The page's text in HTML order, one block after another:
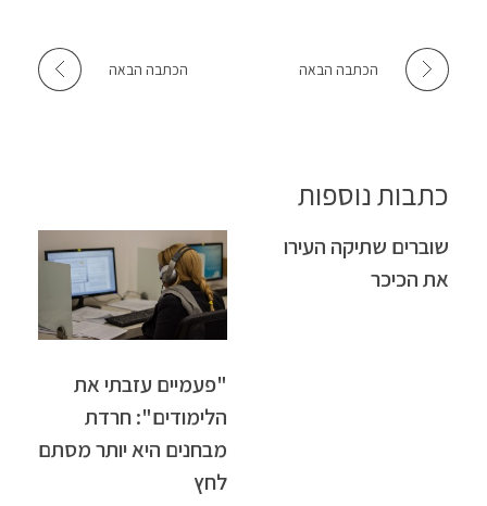
הכתבה הבאה הכתבה הבאה
כתבות נוספות
שוברים שתיקה העירו
את הכיכר
"פעמיים עזבתי את
הלימודים": חרדת
מבחנים היא יותר מסתם
לחץ